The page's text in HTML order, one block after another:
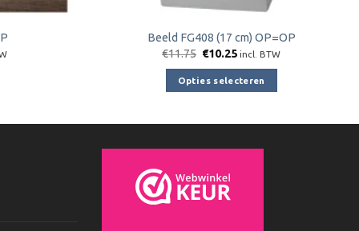
Beeld FG408 (17 cm) OP=OP
€11.75 Oorspronkelijke
€11.75.
€10.25Huidige
is:
€10.25.
incl. BTW
Opties selecteren
variaties.
Deze